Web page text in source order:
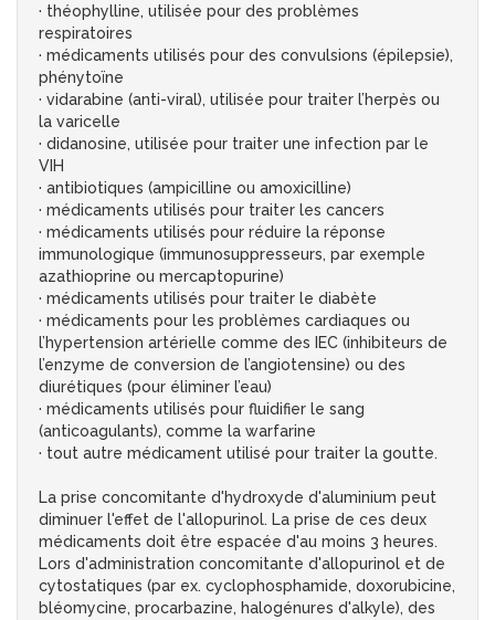
· théophylline, utilisée pour des problèmes
respiratoires
· médicaments utilisés pour des convulsions (épilepsie),
phénytoïne
· vidarabine (anti-viral), utilisée pour traiter l’herpès ou
la varicelle
· didanosine, utilisée pour traiter une infection par le
VIH
· antibiotiques (ampicilline ou amoxicilline)
· médicaments utilisés pour traiter les cancers
· médicaments utilisés pour réduire la réponse
immunologique (immunosuppresseurs, par exemple
azathioprine ou mercaptopurine)
· médicaments utilisés pour traiter le diabète
· médicaments pour les problèmes cardiaques ou
l’hypertension artérielle comme des IEC (inhibiteurs de
l’enzyme de conversion de l’angiotensine) ou des
diurétiques (pour éliminer l’eau)
· médicaments utilisés pour fluidifier le sang
(anticoagulants), comme la warfarine
· tout autre médicament utilisé pour traiter la goutte.
La prise concomitante d'hydroxyde d'aluminium peut
diminuer l'effet de l'allopurinol. La prise de ces deux
médicaments doit être espacée d'au moins 3 heures.
Lors d'administration concomitante d'allopurinol et de
cytostatiques (par ex. cyclophosphamide, doxorubicine,
bléomycine, procarbazine, halogénures d'alkyle), des